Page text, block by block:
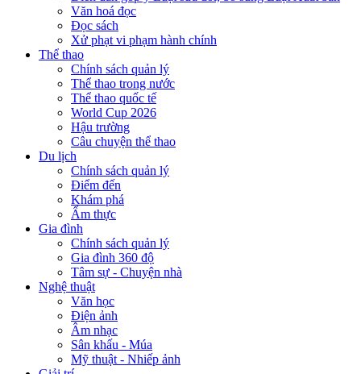
Văn hoá đọc
Đọc sách
Xử phạt vi phạm hành chính
Thể thao
Chính sách quản lý
Thể thao trong nước
Thể thao quốc tế
World Cup 2026
Hậu trường
Câu chuyện thể thao
Du lịch
Chính sách quản lý
Điểm đến
Khám phá
Ẩm thực
Gia đình
Chính sách quản lý
Gia đình 360 độ
Tâm sự - Chuyện nhà
Nghệ thuật
Văn học
Điện ảnh
Âm nhạc
Sân khấu - Múa
Mỹ thuật - Nhiếp ảnh